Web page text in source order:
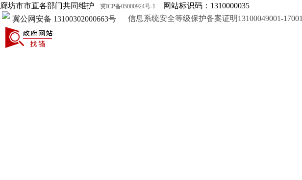
廊坊市市直各部门共同维护
冀ICP备05000924号-1
网站标识码：1310000035
冀公网安备 13100302000663号
信息系统安全等级保护备案证明13100049001-17001